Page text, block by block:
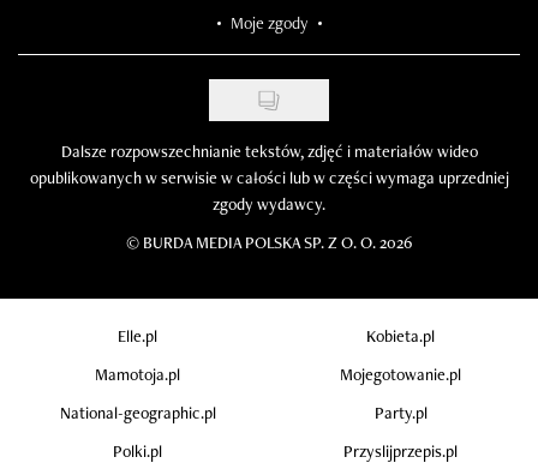
Moje zgody
Dalsze rozpowszechnianie tekstów, zdjęć i materiałów wideo
opublikowanych w serwisie w całości lub w części wymaga uprzedniej
zgody wydawcy.
© BURDA MEDIA POLSKA SP. Z O. O. 2026
Elle.pl
Kobieta.pl
Mamotoja.pl
Mojegotowanie.pl
National-geographic.pl
Party.pl
Polki.pl
Przyslijprzepis.pl